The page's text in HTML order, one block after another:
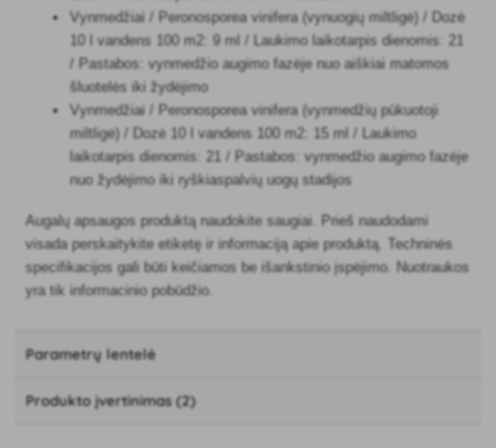
Vynmedžiai / Peronosporea vinifera (vynuogių miltligė) / Dozė
10 l vandens 100 m2: 9 ml / Laukimo laikotarpis dienomis: 21
/ Pastabos: vynmedžio augimo fazėje nuo aiškiai matomos
šluotelės iki žydėjimo
Vynmedžiai / Peronosporea vinifera (vynmedžių pūkuotoji
miltligė) / Dozė 10 l vandens 100 m2: 15 ml / Laukimo
laikotarpis dienomis: 21 / Pastabos: vynmedžio augimo fazėje
nuo žydėjimo iki ryškiaspalvių uogų stadijos
Augalų apsaugos produktą naudokite saugiai. Prieš naudodami
visada perskaitykite etiketę ir informaciją apie produktą. Techninės
specifikacijos gali būti keičiamos be išankstinio įspėjimo. Nuotraukos
yra tik informacinio pobūdžio.
Parametrų lentelė
Produkto įvertinimas (2)